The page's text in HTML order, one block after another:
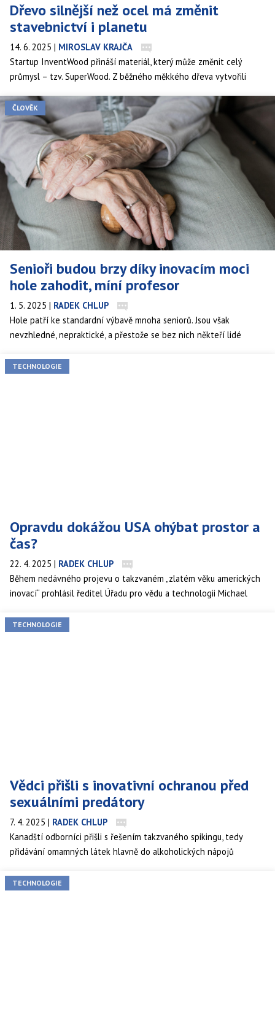
Dřevo silnější než ocel má změnit
stavebnictví i planetu
14. 6. 2025 | MIROSLAV KRAJČA
Startup InventWood přináší materiál, který může změnit celý
průmysl – tzv. SuperWood. Z běžného měkkého dřeva vytvořili
ocel, lehčí než hliník a ekologičtější než jakýkoli tradiční
konstrukční materiál. A to s použitím obnovitelného zdroje. Nejde
o sci-fi, ale o realitu, která může ovlivnit architekturu, dopravu i
klimatické cíle.
ČLOVĚK
Senioři budou brzy díky inovacím moci
hole zahodit, míní profesor
1. 5. 2025 | RADEK CHLUP
Hole patří ke standardní výbavě mnoha seniorů. Jsou však
nevzhledné, nepraktické, a přestože se bez nich někteří lidé
mohli odložit a místo toho si obléknout speciální exoskelet, tvrdí
TECHNOLOGIE
Opravdu dokážou USA ohýbat prostor a
čas?
22. 4. 2025 | RADEK CHLUP
Během nedávného projevu o takzvaném „zlatém věku amerických
inovací“ prohlásil ředitel Úřadu pro vědu a technologii Michael
technologiemi, které manipulují s časem a prostorem. Jedná se o
TECHNOLOGIE
Vědci přišli s inovativní ochranou před
sexuálními predátory
7. 4. 2025 | RADEK CHLUP
Kanadští odborníci přišli s řešením takzvaného spikingu, tedy
přidávání omamných látek hlavně do alkoholických nápojů
odhalí nebezpečné látky v drinku tím, že změní barvu. Vědci po
TECHNOLOGIE